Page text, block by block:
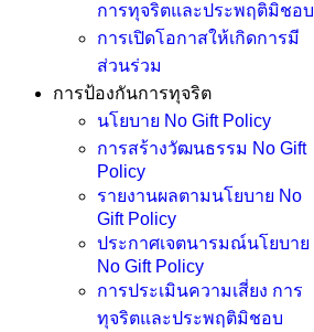
การทุจริตและประพฤติมิชอบ
การเปิดโอกาสให้เกิดการมี
ส่วนร่วม
การป้องกันการทุจริต
นโยบาย No Gift Policy
การสร้างวัฒนธรรม No Gift
Policy
รายงานผลตามนโยบาย No
Gift Policy
ประกาศเจตนารมณ์นโยบาย
No Gift Policy
การประเมินความเสี่ยง การ
ทุจริตและประพฤติมิชอบ